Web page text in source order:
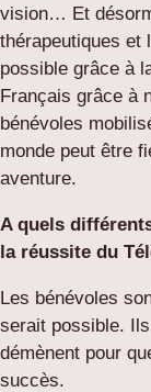
vision… Et
thérapeutiques et
possible grâce à
Français grâce à
bénévoles
monde peut être
aventure.
A quels
la réussite du
Les bénévoles
serait possible.
démènent pour
succès.